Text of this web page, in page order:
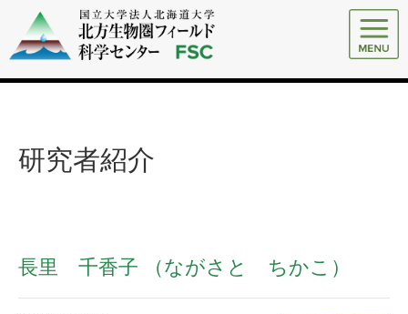
研究者紹介
長里 千香子 （ながさと ちかこ）